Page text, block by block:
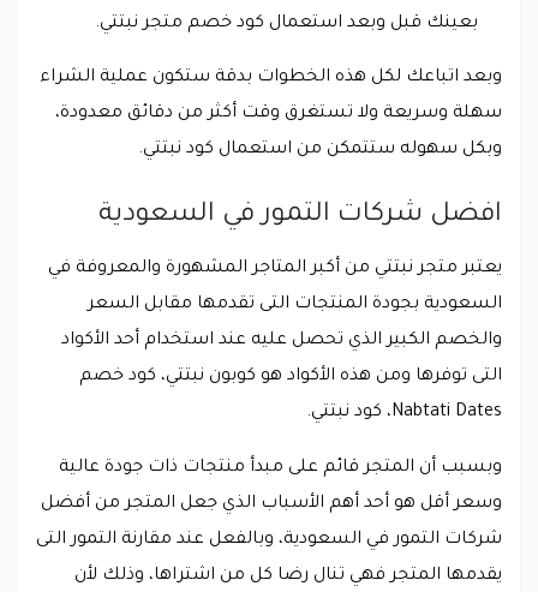
بعينك قبل وبعد استعمال كود خصم متجر نبتتي.
وبعد اتباعك لكل هذه الخطوات بدقة ستكون عملية الشراء
سهلة وسريعة ولا تستغرق وقت أكثر من دقائق معدودة،
وبكل سهوله ستتمكن من استعمال كود نبتتي.
افضل شركات التمور في السعودية
يعتبر متجر نبتتي من أكبر المتاجر المشهورة والمعروفة في
السعودية بجودة المنتجات التى تقدمها مقابل السعر
والخصم الكبير الذي تحصل عليه عند استخدام أحد الأكواد
التى توفرها ومن هذه الأكواد هو كوبون نبتتي، كود خصم
Nabtati Dates، كود نبتتي.
وبسبب أن المتجر قائم على مبدأ منتجات ذات جودة عالية
وسعر أقل هو أحد أهم الأسباب الذي جعل المتجر من أفضل
شركات التمور في السعودية، وبالفعل عند مقارنة التمور التى
يقدمها المتجر فهي تنال رضا كل من اشتراها، وذلك لأن